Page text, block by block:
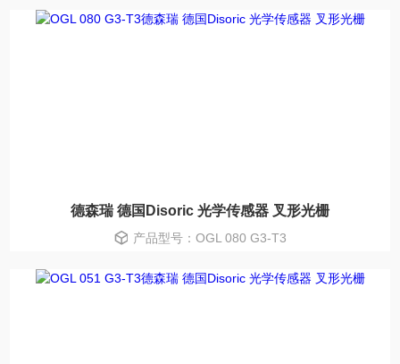
德森瑞 德国Disoric 光学传感器 叉形光栅
产品型号：OGL 080 G3-T3